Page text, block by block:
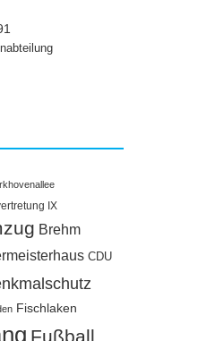
IX
Brehm
CDU
Fischlaken
Fußball